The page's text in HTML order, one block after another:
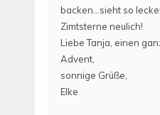
backen…sieht so
Zimtsterne neulich!
Liebe Tanja, einen
Advent,
sonnige Grüße,
Elke